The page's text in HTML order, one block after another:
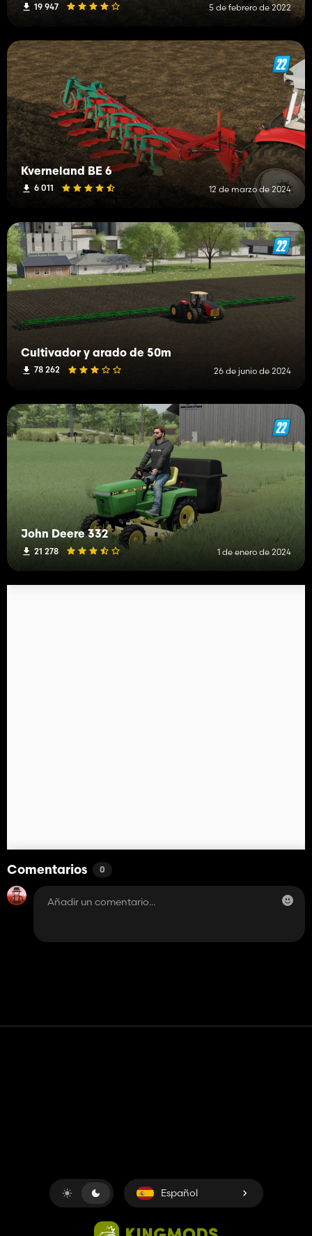
19 947 5 de febrero de 2022
Kverneland BE 6
6 011 12 de marzo de 2024
Cultivador y arado de 50m
78 262 26 de junio de 2024
John Deere 332
21 278 1 de enero de 2024
Comentarios 0
Español